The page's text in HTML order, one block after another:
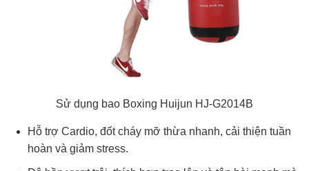
Sử dụng bao Boxing Huijun HJ-G2014B
Hỗ trợ Cardio, đốt cháy mỡ thừa nhanh, cải thiện tuần
hoàn và giảm stress.